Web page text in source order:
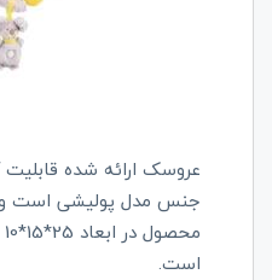
عروسک ارائه شده قابلیت
است.